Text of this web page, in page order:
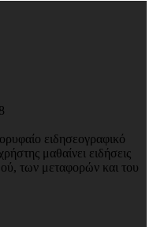
ειδησεογραφικό
μαθαίνει ειδήσεις
των μεταφορών και του